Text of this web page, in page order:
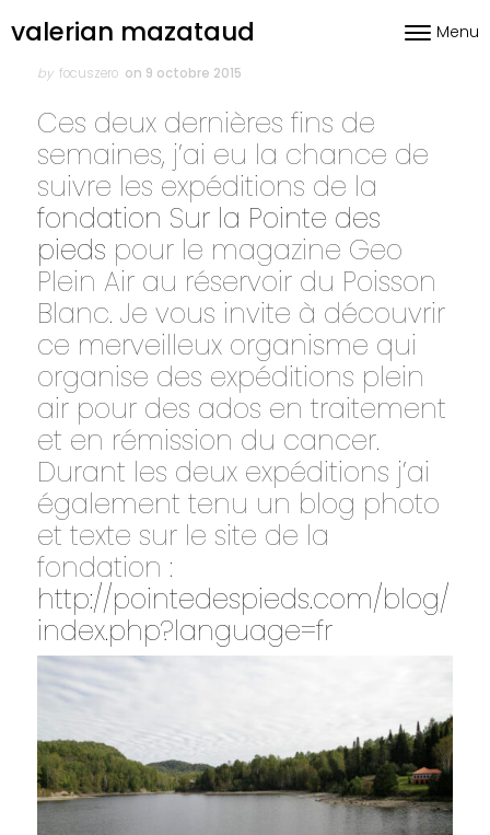
valerian mazataud ToggleMenu
Author
Posted
by focuszero on
on 9 octobre 2015
Ces deux dernières fins de
semaines, j’ai eu la chance de
suivre les expéditions de la
fondation Sur la Pointe des
pieds pour le magazine Geo
Plein Air au réservoir du Poisson
Blanc. Je vous invite à découvrir
ce merveilleux organisme qui
organise des expéditions plein
air pour des ados en traitement
et en rémission du cancer.
Durant les deux expéditions j’ai
également tenu un blog photo
et texte sur le site de la
fondation :
http://pointedespieds.com/blog/
index.php?language=fr